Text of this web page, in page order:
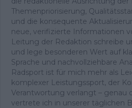
Themenpriorisierung,
und die konsequente
neue, verifizierte Informationen
Leitung der Redaktion schreibe
und lege besonderen Wert auf
Sprache und nachvollziehbare
Radsport ist für mich mehr als
komplexer Leistungssport, der
Verantwortung verlangt – genau
vertrete ich in unserer täglichen